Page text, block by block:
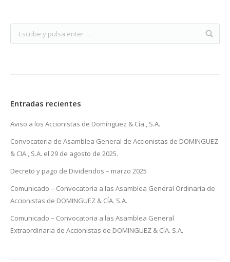
Entradas recientes
Aviso a los Accionistas de Domínguez & Cía., S.A.
Convocatoria de Asamblea General de Accionistas de DOMINGUEZ
& CIA., S.A. el 29 de agosto de 2025.
Decreto y pago de Dividendos – marzo 2025
Comunicado – Convocatoria a las Asamblea General Ordinaria de
Accionistas de DOMINGUEZ & CÍA. S.A.
Comunicado – Convocatoria a las Asamblea General
Extraordinaria de Accionistas de DOMINGUEZ & CÍA. S.A.